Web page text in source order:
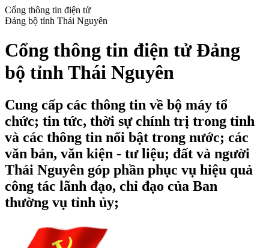
Cổng thông tin điện tử
Đảng bộ tỉnh Thái Nguyên
Cổng thông tin điện tử Đảng
bộ tỉnh Thái Nguyên
Cung cấp các thông tin về bộ máy tổ
chức; tin tức, thời sự chính trị trong tỉnh
và các thông tin nổi bật trong nước; các
văn bản, văn kiện - tư liệu; đất và người
Thái Nguyên góp phần phục vụ hiệu quả
công tác lãnh đạo, chỉ đạo của Ban
thường vụ tỉnh ủy;